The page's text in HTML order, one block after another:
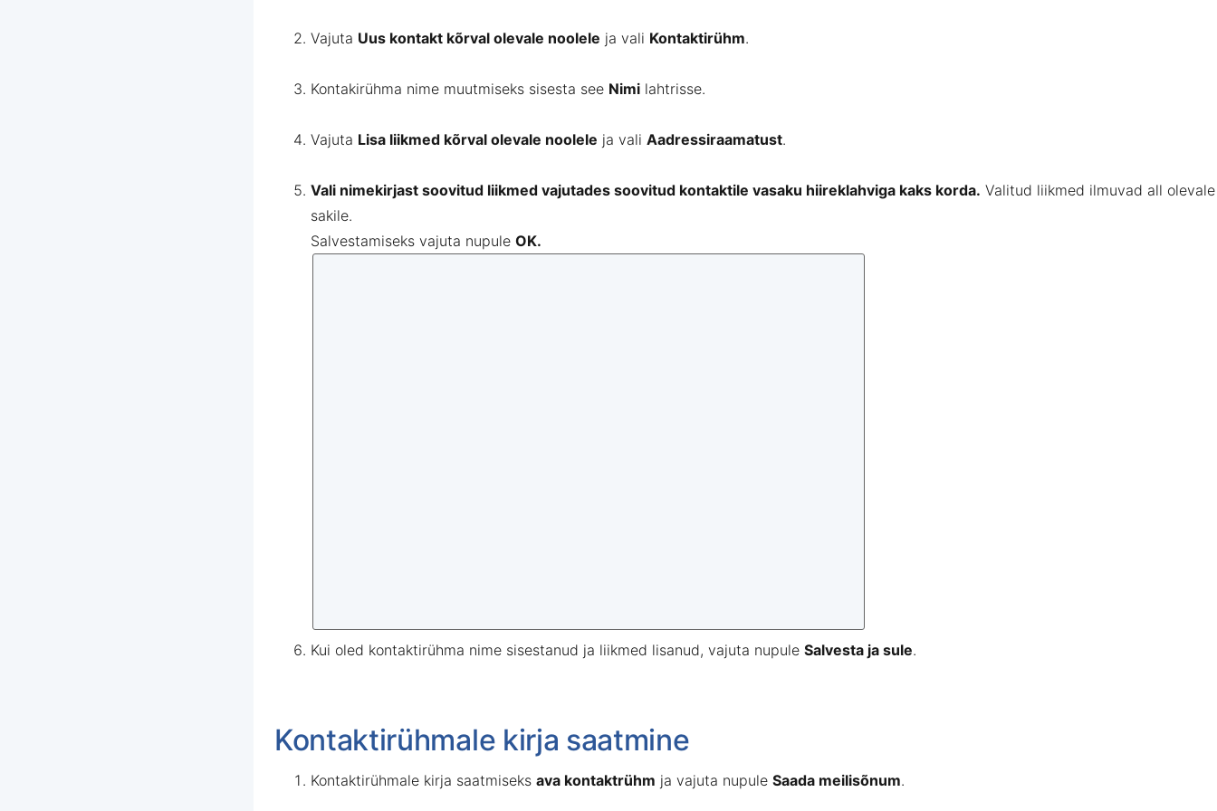
Vajuta Uus kontakt kõrval olevale noolele ja vali Kontaktirühm.
Kontakirühma nime muutmiseks sisesta see Nimi lahtrisse.
Vajuta Lisa liikmed kõrval olevale noolele ja vali Aadressiraamatust.
Vali nimekirjast soovitud liikmed vajutades soovitud kontaktile vasaku hiireklahviga kaks korda. Valitud liikmed ilmuvad all olevale
sakile.
Salvestamiseks vajuta nupule OK.
Kui oled kontaktirühma nime sisestanud ja liikmed lisanud, vajuta nupule Salvesta ja sule.
Kontaktirühmale kirja saatmine
Kontaktirühmale kirja saatmiseks ava kontaktrühm ja vajuta nupule Saada meilisõnum.